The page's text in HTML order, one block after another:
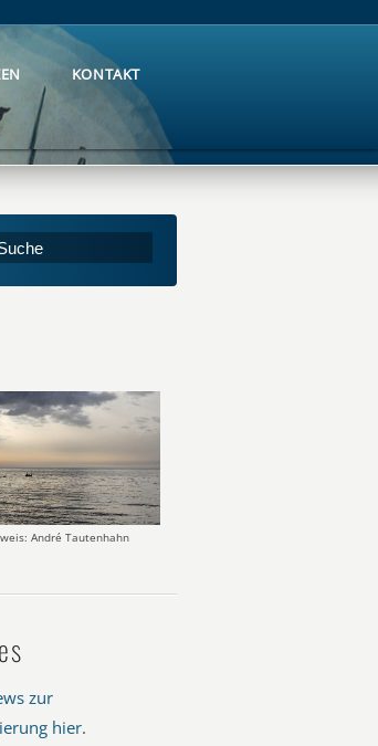
KONTAKT
André Tautenhahn
zur
hier.
KONTAKT